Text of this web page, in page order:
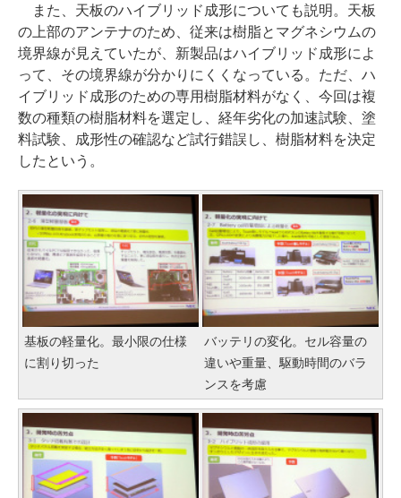
また、天板のハイブリッド成形についても説明。天板
の上部のアンテナのため、従来は樹脂とマグネシウムの
境界線が見えていたが、新製品はハイブリッド成形によ
って、その境界線が分かりにくくなっている。ただ、ハ
イブリッド成形のための専用樹脂材料がなく、今回は複
数の種類の樹脂材料を選定し、経年劣化の加速試験、塗
料試験、成形性の確認など試行錯誤し、樹脂材料を決定
したという。
基板の軽量化。最小限の仕様
に割り切った
バッテリの変化。セル容量の
違いや重量、駆動時間のバラ
ンスを考慮